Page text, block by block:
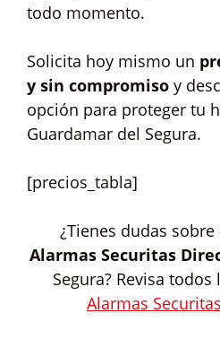
todo momento.
Solicita hoy mismo un
y sin compromiso y
opción para proteger tu
Guardamar del Segura.
[precios_tabla]
¿Tienes dudas sobre
Alarmas Securitas
Segura? Revisa todos
Alarmas